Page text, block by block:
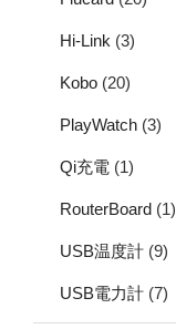
Hi-Link (3)
Kobo (20)
PlayWatch (3)
Qi充電 (1)
RouterBoard (1)
USB温度計 (9)
USB電力計 (7)